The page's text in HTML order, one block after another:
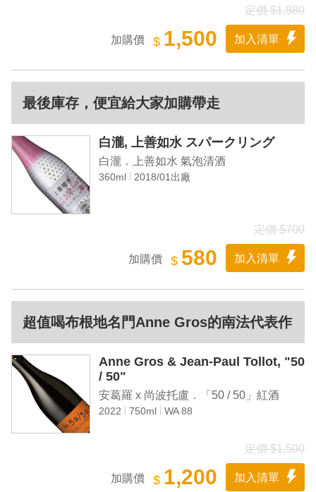
定價 $1,980
$ 1,500 加入清單
加購價
最後庫存，便宜給大家加購帶走
白瀧, 上善如水 スパークリング
白瀧．上善如水 氣泡清酒
360ml 2018/01出廠
定價 $700
$ 580 加入清單
加購價
超值喝布根地名門Anne Gros的南法代表作
Anne Gros & Jean-Paul Tollot, "50
/ 50"
安葛羅 x 尚波托盧．「50 / 50」紅酒
2022 750ml WA 88
定價 $1,500
$ 1,200 加入清單
加購價